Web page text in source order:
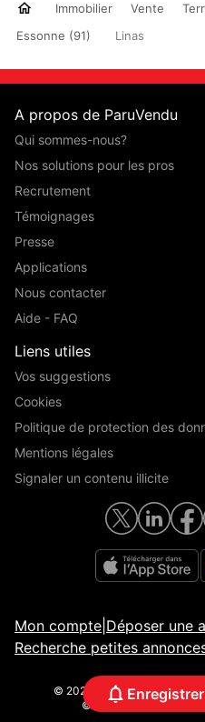
Immobilier Vente
Essonne (91)
Linas
A propos de ParuVendu
Qui sommes-nous?
Nos solutions pour les pros
Recrutement
Témoignages
Presse
Applications
Nous contacter
Aide - FAQ
Liens utiles
Vos suggestions
Cookies
Politique de protection des
Mentions légales
Signaler un contenu illicite
Mon compte Déposer une
Recherche petites
© 2026 ParuVendu.fr | Tous
© Crédits photos |